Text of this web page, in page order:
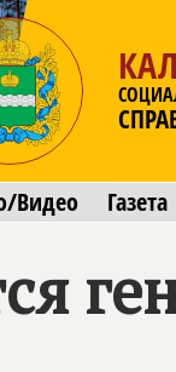
Видео Газета